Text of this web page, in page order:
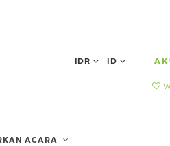
IDR ID
ACARA